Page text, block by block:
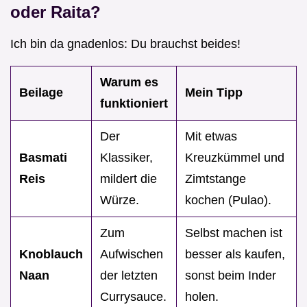
oder Raita?
Ich bin da gnadenlos: Du brauchst beides!
Beilage
Warum es
funktioniert
Mein Tipp
Basmati
Reis
Der
Klassiker,
mildert die
Würze.
Mit etwas
Kreuzkümmel und
Zimtstange
kochen (Pulao).
Knoblauch
Naan
Zum
Aufwischen
der letzten
Currysauce.
Selbst machen ist
besser als kaufen,
sonst beim Inder
holen.